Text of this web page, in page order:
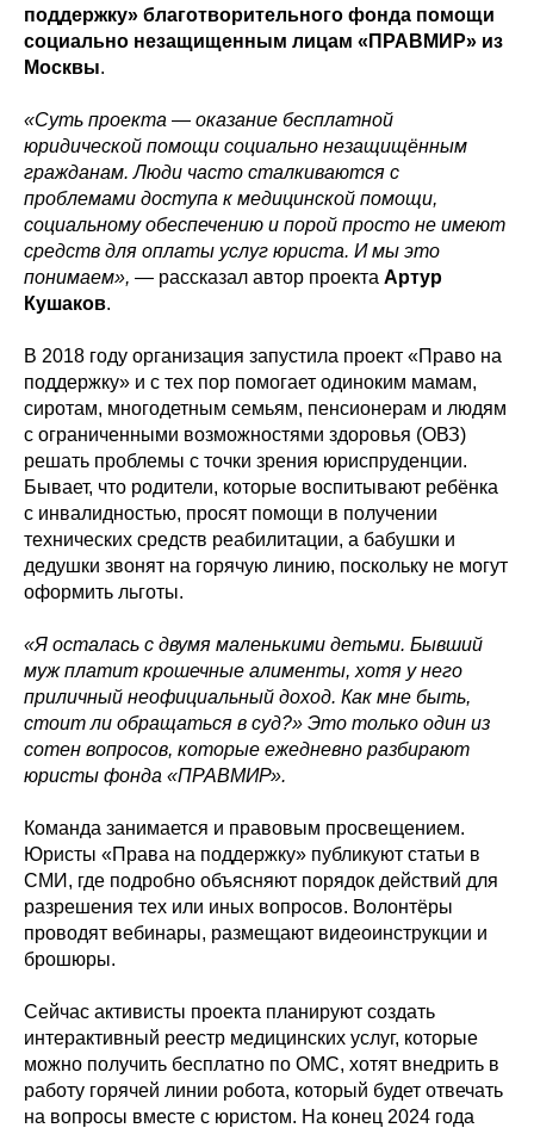
поддержку» благотворительного фонда помощи
социально незащищенным лицам «ПРАВМИР» из
Москвы.
«Суть проекта ― оказание бесплатной
юридической помощи социально незащищённым
гражданам. Люди часто сталкиваются с
проблемами доступа к медицинской помощи,
социальному обеспечению и порой просто не имеют
средств для оплаты услуг юриста. И мы это
понимаем», — рассказал автор проекта Артур
Кушаков.
В 2018 году организация запустила проект «Право на
поддержку» и с тех пор помогает одиноким мамам,
сиротам, многодетным семьям, пенсионерам и людям
с ограниченными возможностями здоровья (ОВЗ)
решать проблемы с точки зрения юриспруденции.
Бывает, что родители, которые воспитывают ребёнка
с инвалидностью, просят помощи в получении
технических средств реабилитации, а бабушки и
дедушки звонят на горячую линию, поскольку не могут
оформить льготы.
«Я осталась с двумя маленькими детьми. Бывший
муж платит крошечные алименты, хотя у него
приличный неофициальный доход. Как мне быть,
стоит ли обращаться в суд?» Это только один из
сотен вопросов, которые ежедневно разбирают
юристы фонда «ПРАВМИР».
Команда занимается и правовым просвещением.
Юристы «Права на поддержку» публикуют статьи в
СМИ, где подробно объясняют порядок действий для
разрешения тех или иных вопросов. Волонтёры
проводят вебинары, размещают видеоинструкции и
брошюры.
Сейчас активисты проекта планируют создать
интерактивный реестр медицинских услуг, которые
можно получить бесплатно по ОМС, хотят внедрить в
работу горячей линии робота, который будет отвечать
на вопросы вместе с юристом. На конец 2024 года